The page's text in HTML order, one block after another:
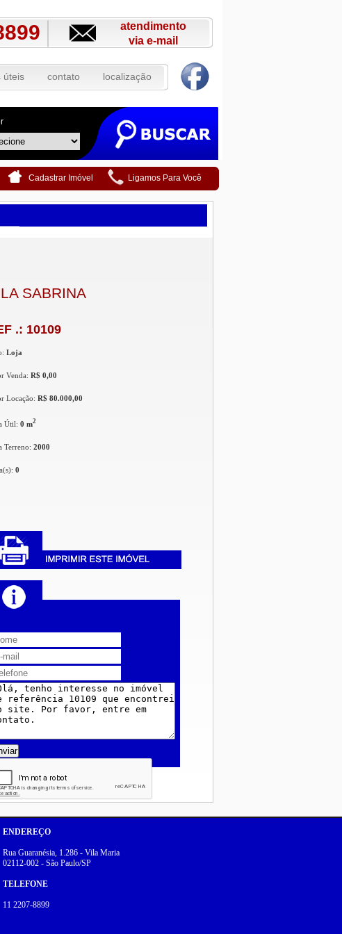
atendimento
via e-mail
úteis contato localização
Cadastrar Imóvel Ligamos Para Você
SABRINA
.: 10109
Loja
Venda: R$ 0,00
Locação: R$ 80.000,00
Útil: 0 m2
Terreno: 2000
0
ENDEREÇO
Rua Guaranésia, 1.286 - Vila Maria
02112-002 - São Paulo/SP
TELEFONE
11 2207-8899